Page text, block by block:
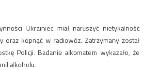
Ukrainiec miał naruszyć nietykalność
oraz kopnąć w radiowóz. Zatrzymany został
Policji. Badanie alkomatem wykazało, że
alkoholu.